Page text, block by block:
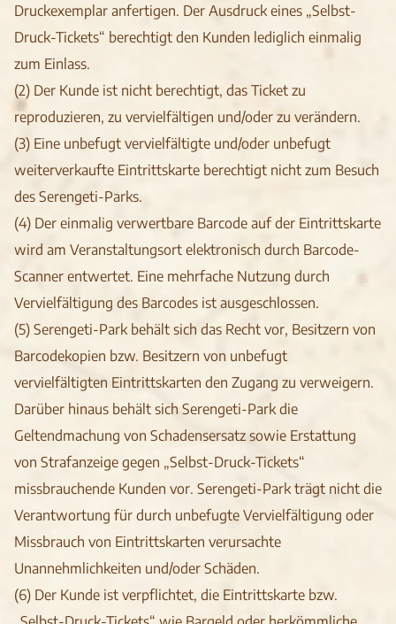
Druckexemplar anfertigen. Der Ausdruck eines „Selbst-
Druck-Tickets“ berechtigt den Kunden lediglich einmalig
zum Einlass.
(2) Der Kunde ist nicht berechtigt, das Ticket zu
reproduzieren, zu vervielfältigen und/oder zu verändern.
(3) Eine unbefugt vervielfältigte und/oder unbefugt
weiterverkaufte Eintrittskarte berechtigt nicht zum Besuch
des Serengeti-Parks.
(4) Der einmalig verwertbare Barcode auf der Eintrittskarte
wird am Veranstaltungsort elektronisch durch Barcode-
Scanner entwertet. Eine mehrfache Nutzung durch
Vervielfältigung des Barcodes ist ausgeschlossen.
(5) Serengeti-Park behält sich das Recht vor, Besitzern von
Barcodekopien bzw. Besitzern von unbefugt
vervielfältigten Eintrittskarten den Zugang zu verweigern.
Darüber hinaus behält sich Serengeti-Park die
Geltendmachung von Schadensersatz sowie Erstattung
von Strafanzeige gegen „Selbst-Druck-Tickets“
missbrauchende Kunden vor. Serengeti-Park trägt nicht die
Verantwortung für durch unbefugte Vervielfältigung oder
Missbrauch von Eintrittskarten verursachte
Unannehmlichkeiten und/oder Schäden.
(6) Der Kunde ist verpflichtet, die Eintrittskarte bzw.